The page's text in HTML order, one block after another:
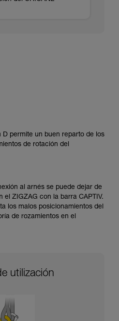
D permite un buen reparto de los
de rotación del
al arnés se puede dejar de
el ZIGZAG con la barra CAPTIV.
los malos posicionamientos del
de rozamientos en el
utilización